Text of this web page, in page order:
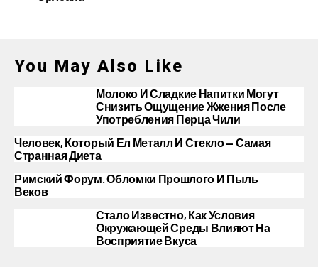
You May Also Like
Молоко И Сладкие Напитки Могут
Снизить Ощущение Жжения После
Употребления Перца Чили
Человек, Который Ел Металл И Стекло — Самая
Странная Диета
Римский Форум. Обломки Прошлого И Пыль
Веков
Стало Известно, Как Условия
Окружающей Среды Влияют На
Восприятие Вкуса